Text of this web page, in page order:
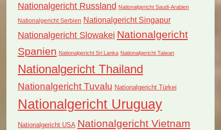
Nationalgericht Russland Nationalgericht Saudi-Arabien
Nationalgericht Serbien Nationalgericht Singapur
Nationalgericht Slowakei Nationalgericht
Spanien Nationalgericht Sri Lanka Nationalgericht Taiwan
Nationalgericht Thailand
Nationalgericht Tuvalu Nationalgericht Türkei
Nationalgericht Uruguay
Nationalgericht USA Nationalgericht Vietnam